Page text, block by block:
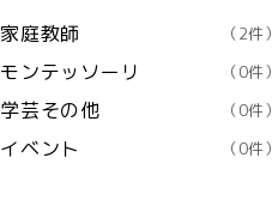
家庭教師 （2件）
モンテッソーリ （0件）
学芸その他 （0件）
イベント （0件）